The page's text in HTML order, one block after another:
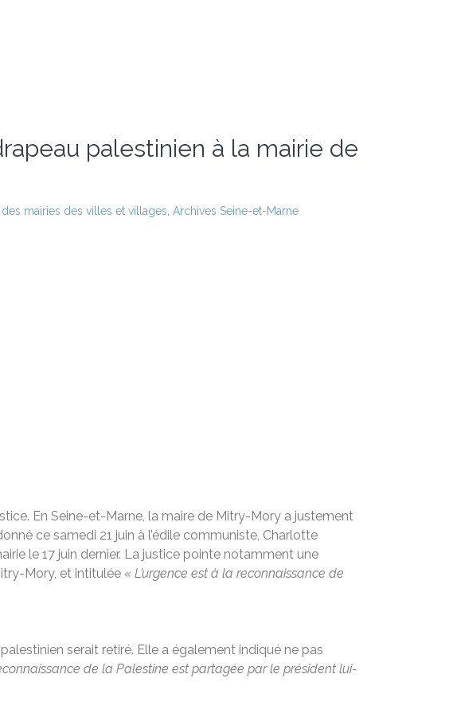
palestinien à la mairie de
mairies des villes et villages Archives Seine-et-Marne
En Seine-et-Marne, la maire de Mitry-Mory a justement
ce samedi 21 juin à l’édile communiste, Charlotte
le 17 juin dernier. La justice pointe notamment une
Mory, et intitulée « L’urgence est à la reconnaissance de
serait retiré. Elle a également indiqué ne pas
de la Palestine est partagée par le président lui-